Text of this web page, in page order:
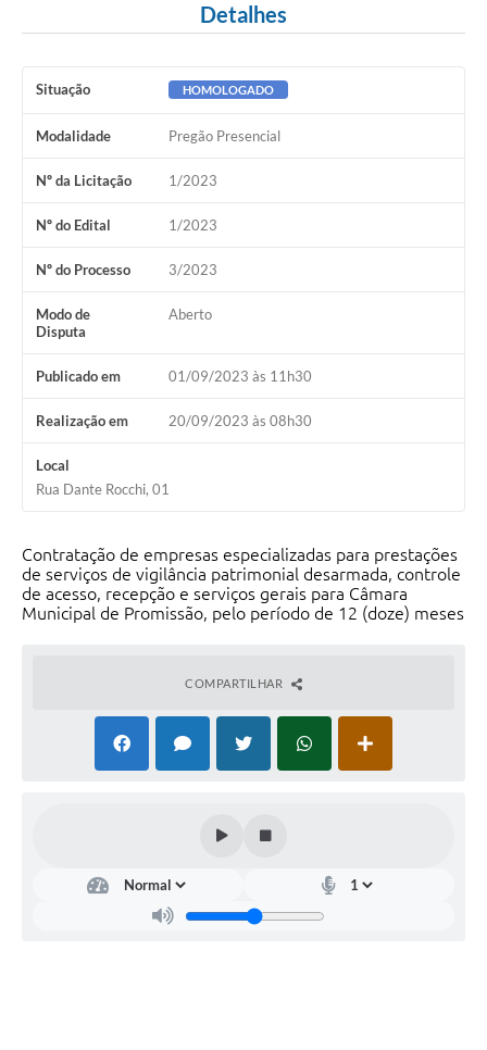
Detalhes
Situação HOMOLOGADO
Modalidade Pregão Presencial
Nº da Licitação 1/2023
Nº do Edital 1/2023
Nº do Processo 3/2023
Modo de
Disputa
Aberto
Publicado em 01/09/2023 às 11h30
Realização em 20/09/2023 às 08h30
Local
Rua Dante Rocchi, 01
Contratação de empresas especializadas para prestações
de serviços de vigilância patrimonial desarmada, controle
de acesso, recepção e serviços gerais para Câmara
Municipal de Promissão, pelo período de 12 (doze) meses
COMPARTILHAR